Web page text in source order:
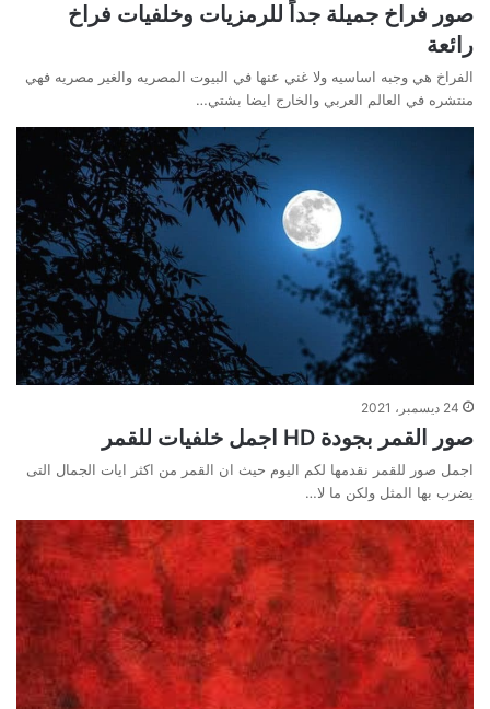
صور فراخ جميلة جداً للرمزيات وخلفيات فراخ
رائعة
الفراخ هي وجبه اساسيه ولا غني عنها في البيوت المصريه والغير مصريه فهي
منتشره في العالم العربي والخارج ايضا بشتي…
24 ديسمبر، 2021
صور القمر بجودة HD اجمل خلفيات للقمر
اجمل صور للقمر نقدمها لكم اليوم حيث ان القمر من اكثر ايات الجمال التى
يضرب بها المثل ولكن ما لا…